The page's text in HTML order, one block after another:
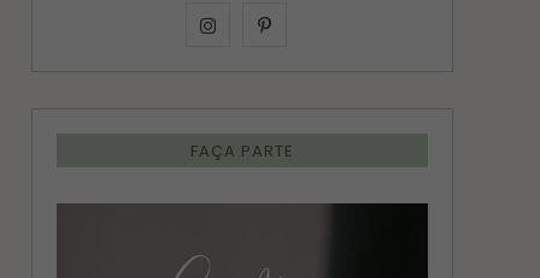
I
n
s
t
a
P
i
n
t
e
FAÇA PARTE